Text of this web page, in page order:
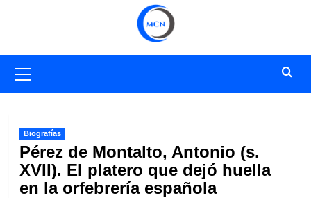
primario
Biografías
Pérez de Montalto, Antonio (s.
XVII). El platero que dejó huella
en la orfebrería española